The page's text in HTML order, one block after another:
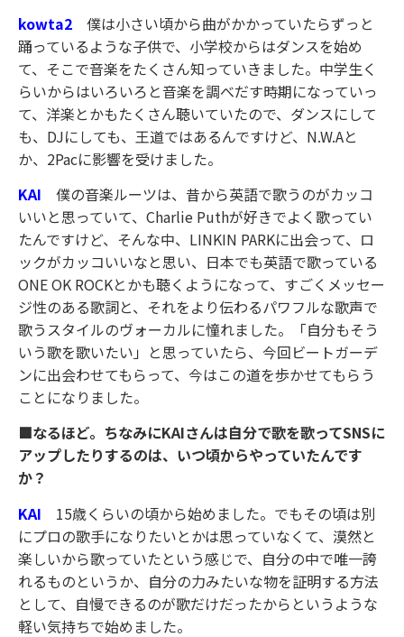
kowta2 僕は小さい頃から曲がかかっていたらずっと
踊っているような子供で、小学校からはダンスを始め
て、そこで音楽をたくさん知っていきました。中学生く
らいからはいろいろと音楽を調べだす時期になっていっ
て、洋楽とかもたくさん聴いていたので、ダンスにして
も、DJにしても、王道ではあるんですけど、N.W.Aと
か、2Pacに影響を受けました。
KAI 僕の音楽ルーツは、昔から英語で歌うのがカッコ
いいと思っていて、Charlie Puthが好きでよく歌ってい
たんですけど、そんな中、LINKIN PARKに出会って、ロ
ックがカッコいいなと思い、日本でも英語で歌っている
ONE OK ROCKとかも聴くようになって、すごくメッセー
ジ性のある歌詞と、それをより伝わるパワフルな歌声で
歌うスタイルのヴォーカルに憧れました。「自分もそう
いう歌を歌いたい」と思っていたら、今回ビートガーデ
ンに出会わせてもらって、今はこの道を歩かせてもらう
ことになりました。
■なるほど。ちなみにKAIさんは自分で歌を歌ってSNSに
アップしたりするのは、いつ頃からやっていたんです
か？
KAI 15歳くらいの頃から始めました。でもその頃は別
にプロの歌手になりたいとかは思っていなくて、漠然と
楽しいから歌っていたという感じで、自分の中で唯一誇
れるものというか、自分の力みたいな物を証明する方法
として、自慢できるのが歌だけだったからというような
軽い気持ちで始めました。